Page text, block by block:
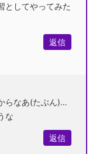
としてやってみた
返信
らなあ(たぶん)…
な
返信